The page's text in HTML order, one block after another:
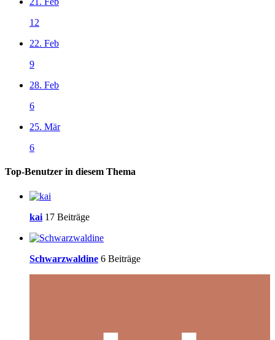
12
22. Feb
9
28. Feb
6
25. Mär
6
Top-Benutzer in diesem Thema
kai 17 Beiträge
Schwarzwaldine 6 Beiträge